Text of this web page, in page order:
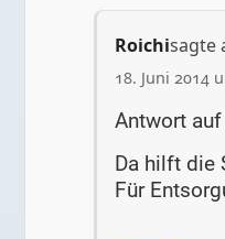
Roichisagte
18. Juni 2014
Antwort auf
Da hilft die
Für